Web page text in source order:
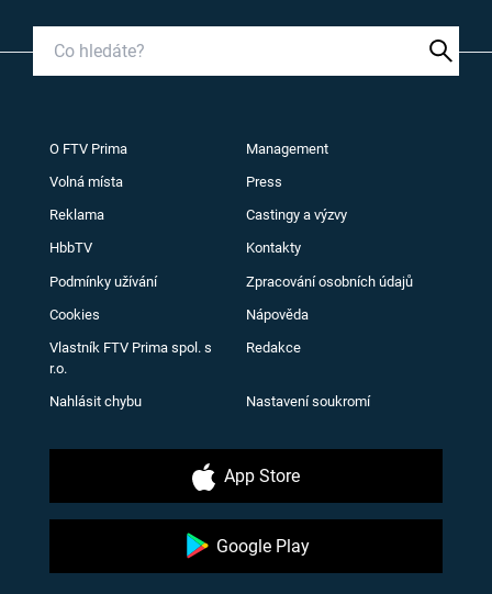
O FTV Prima Management
Volná místa Press
Reklama Castingy a výzvy
HbbTV Kontakty
Podmínky užívání Zpracování osobních údajů
Cookies Nápověda
Vlastník FTV Prima spol. s
r.o.
Redakce
Nahlásit chybu Nastavení soukromí
App Store
Google Play